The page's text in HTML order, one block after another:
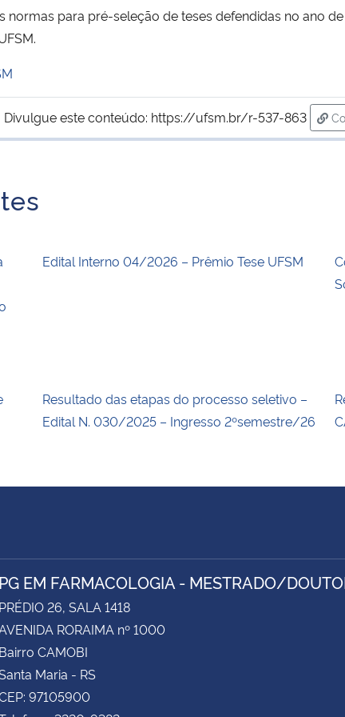
para pré-seleção de teses defendidas no ano
Divulgue este conteúdo: https://ufsm.br/r-537-863
Edital Interno 04/2026 – Prêmio Tese UFSM
Resultado das etapas do processo seletivo –
Edital N. 030/2025 – Ingresso 2ºsemestre/26
PG EM FARMACOLOGIA - MESTRADO/
PRÉDIO 26, SALA 1418
RORAIMA nº 1000
Bairro CAMOBI
Maria - RS
97105900